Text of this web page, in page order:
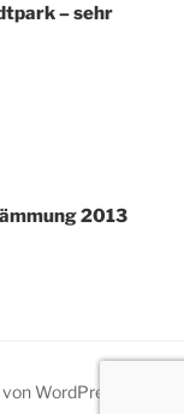
– sehr
2013
WordPress